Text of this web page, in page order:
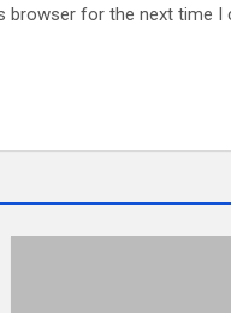
browser for the next time I